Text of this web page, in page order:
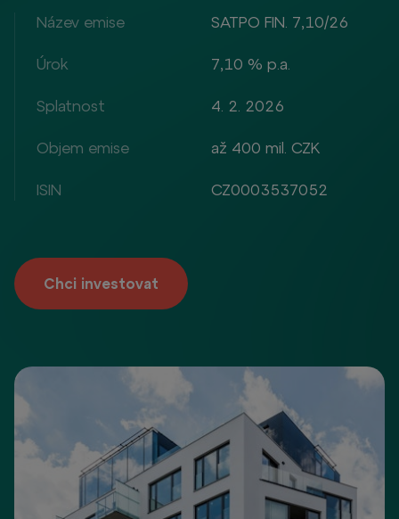
Název emise SATPO FIN. 7,10/26
Úrok 7,10 % p.a.
Splatnost 4. 2. 2026
Objem emise až 400 mil. CZK
ISIN CZ0003537052
Chci investovat